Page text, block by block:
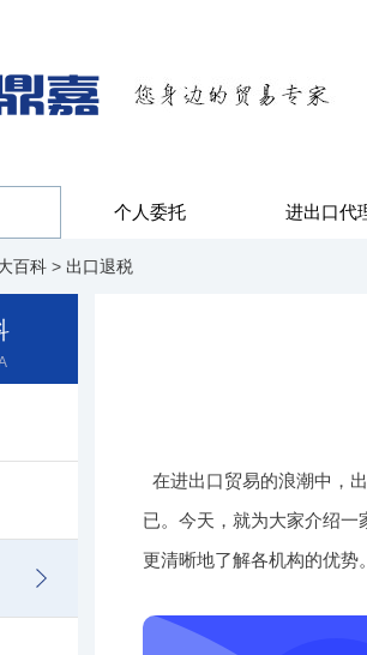
个人委托 进出口代
百科 > 出口退税
在进出口贸易的浪潮中，
已。今天，就为大家介绍
更清晰地了解各机构的优势。